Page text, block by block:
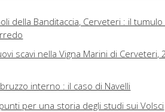
della Banditaccia, Cerveteri : il tumulo
scavi nella Vigna Marini di Cerveteri,
interno : il caso di Navelli
per una storia degli studi sui Volsci